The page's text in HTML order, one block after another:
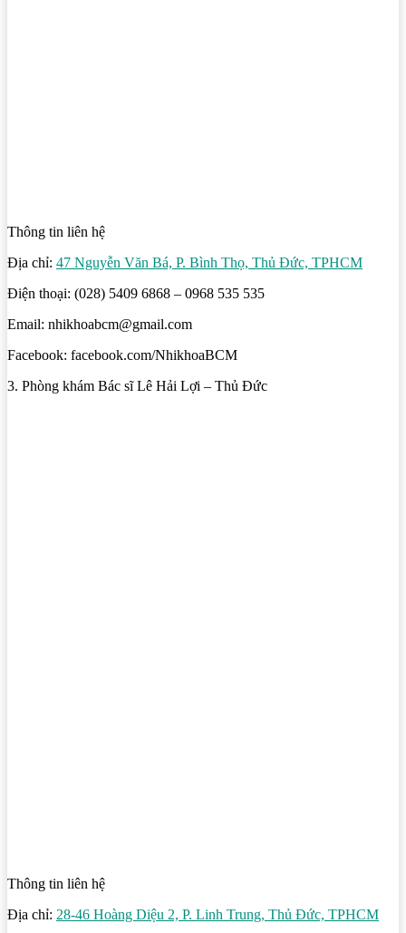
Thông tin liên hệ
Địa chỉ: 47 Nguyễn Văn Bá, P. Bình Thọ, Thủ Đức, TPHCM
Điện thoại: (028) 5409 6868 – 0968 535 535
Email: nhikhoabcm@gmail.com
Facebook: facebook.com/NhikhoaBCM
3. Phòng khám Bác sĩ Lê Hải Lợi – Thủ Đức
Thông tin liên hệ
Địa chỉ: 28-46 Hoàng Diệu 2, P. Linh Trung, Thủ Đức, TPHCM